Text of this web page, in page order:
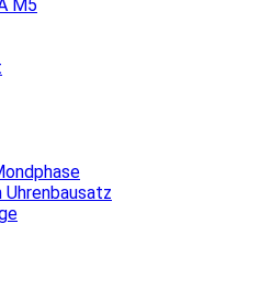
M5
Uhrenbausatz